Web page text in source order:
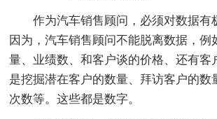
作为汽车销售顾问，必须对数据有
因为，汽车销售顾问不能脱离数据，例
量、业绩数、和客户谈的价格、还有客
是挖掘潜在客户的数量、拜访客户的数
次数等。这些都是数字。